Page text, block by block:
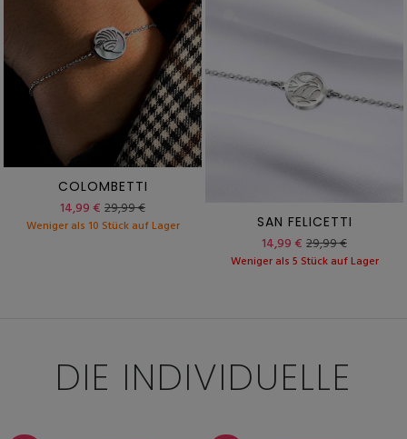
COLOMBETTI
14,99 € 29,99 €
Weniger als 10 Stück auf Lager SAN FELICETTI
14,99 € 29,99 €
Weniger als 5 Stück auf Lager
DIE INDIVIDUELLE